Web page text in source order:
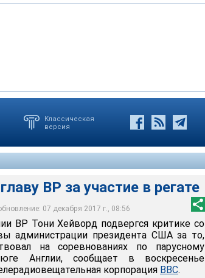
Классическая
версия
BP за участие в регате
07 декабря 2017 г., 08:56
критике со стороны главы
на соревнованиях по
BP Тони Хейворд подвергся критике со
администрации президента США за то,
на соревнованиях по парусному
Англии, сообщает в воскресенье
корпорация ВВС.